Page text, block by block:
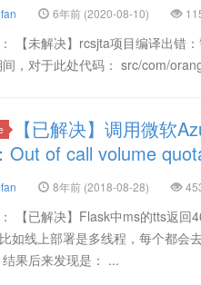
6年前 (2020-08-10)
【未解决】rcsjta项目编译出错
间，对于此处代码： src/com/
【已解决】调用微软
Out of call volume
8年前 (2018-08-28)
【已解决】Flask中ms的tts返回
如线上部署是多线程，每个都会
果后来发现是： ...